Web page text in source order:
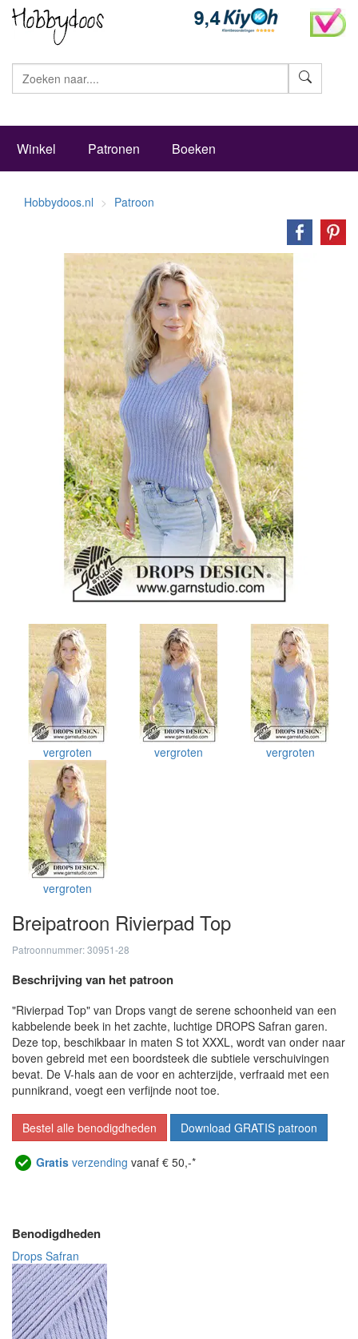
Winkel Patronen Boeken
Hobbydoos.nl Patroon
vergroten vergroten vergroten
vergroten
Breipatroon Rivierpad Top
Patroonnummer: 30951-28
Beschrijving van het patroon
"Rivierpad Top" van Drops vangt de serene schoonheid van een
kabbelende beek in het zachte, luchtige DROPS Safran garen.
Deze top, beschikbaar in maten S tot XXXL, wordt van onder naar
boven gebreid met een boordsteek die subtiele verschuivingen
bevat. De V-hals aan de voor en achterzijde, verfraaid met een
punnikrand, voegt een verfijnde noot toe.
Bestel alle benodigdheden Download GRATIS patroon
Gratis verzending vanaf € 50,-*
Benodigdheden
Drops Safran